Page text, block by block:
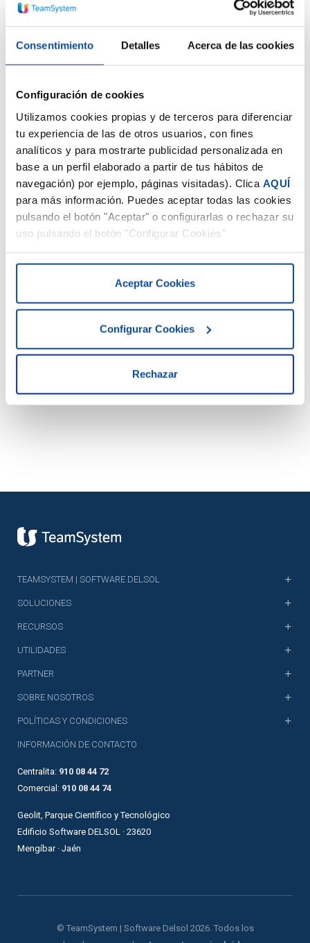
Consentimiento Detalles Acerca de las cookies
Configuración de cookies
Utilizamos cookies propias y de terceros para diferenciar
tu experiencia de las de otros usuarios, con fines
analíticos y para mostrarte publicidad personalizada en
base a un perfil elaborado a partir de tus hábitos de
navegación) por ejemplo, páginas visitadas). Clica AQUÍ
para más información. Puedes aceptar todas las cookies
pulsando el botón "Aceptar" o configurarlas o rechazar su
uso pulsando el botón "Configurar Cookies"
Aceptar Cookies
Configurar Cookies
Rechazar
DESCARGAR DOCUMENTO
TEAMSYSTEM | SOFTWARE DELSOL
SOLUCIONES
RECURSOS
UTILIDADES
PARTNER
SOBRE NOSOTROS
INFORMACIÓN DE CONTACTO
Centralita: 910 08 44 72
Comercial: 910 08 44 74
Geolit, Parque Científico y Tecnológico
Edificio Software DELSOL · 23620
Mengíbar · Jaén
POLÍTICAS Y CONDICIONES
© TeamSystem | Software Delsol 2026. Todos los